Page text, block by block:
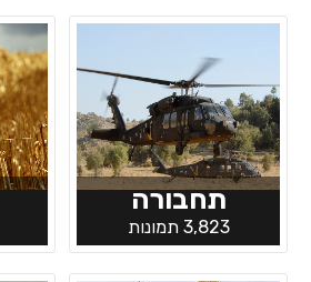
תחבורה
3,823 תמונות